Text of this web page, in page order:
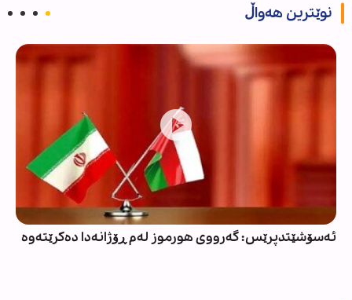
نوێترین هەواڵ
ئەسۆشێتدپرێس: گەرووی هورموز لەم ڕۆژانەدا دەکرێتەوە